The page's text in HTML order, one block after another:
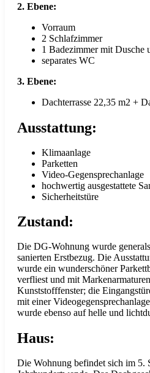
2. Ebene:
Vorraum
2 Schlafzimmer
1 Badezimmer mit Dusche
separates WC
3. Ebene:
Dachterrasse 22,35 m2 +
Ausstattung:
Klimaanlage
Parketten
Video-Gegensprechanlage
hochwertig ausgestattete
Sicherheitstüre
Zustand:
Die DG-Wohnung wurde
sanierten Erstbezug. Die
wurde ein wunderschöner
verfliest und mit
Kunststofffenster; die
mit einer
wurde ebenso auf helle und
Haus:
Die Wohnung befindet sich im 5.